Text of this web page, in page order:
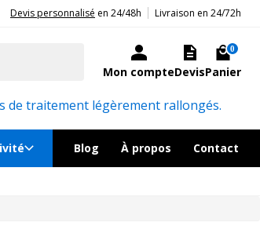
aux côtés des professionnels et acteurs publics.
Devis personnalisé en 24/48h Livraison en 24/72h
Mon compteDevisPanier
0
de traitement légèrement rallongés.
Blog À propos Contact